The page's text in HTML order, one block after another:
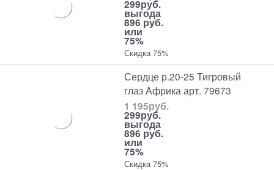
299руб.
выгода
896 руб.
или
75%
Скидка 75%
Сердце р.20-25 Тигровый
глаз Африка арт. 79673
1 195руб.
299руб.
выгода
896 руб.
или
75%
Скидка 75%